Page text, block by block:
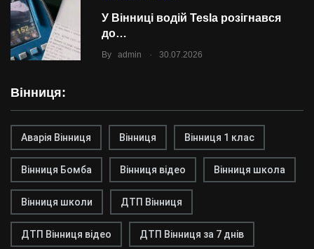
У Вінниці водій Tesla розігнався
до…
By admin . 30.07.2026
Вінниця:
Аварія Вінниця Вінниця Вінниця 1 клас
Вінниця Бомба Вінниця відео Вінниця школа
Вінниця школи ДТП Вінниця
ДТП Вінниця відео ДТП Вінниця за 7 днів